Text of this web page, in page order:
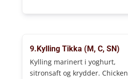
9.Kylling Tikka (M, C, SN)
Kylling marinert i yoghurt,
sitronsaft og krydder. Chicken